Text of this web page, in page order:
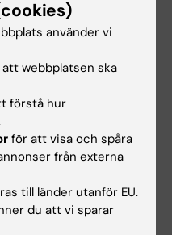
mellan
och ljusdesign
Lean i
är andra
har vi ett
detta. På
jag var
använder vi
webbplatsen ska
förstå hur
för att visa och spåra
från externa
till länder utanför EU.
du att vi sparar